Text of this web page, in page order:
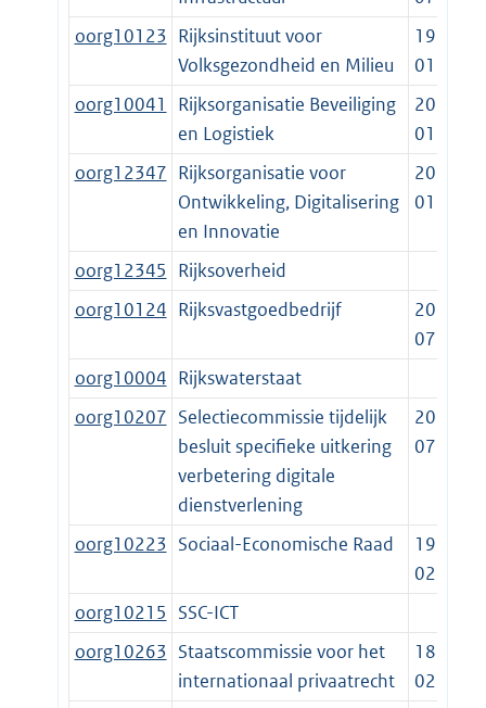
oorg10123 Rijksinstituut voor
Volksgezondheid en Milieu
1984-
01-01
oorg10041
Rijksorganisatie Beveiliging
en Logistiek
2023-
01-01
oorg12347 Rijksorganisatie voor
Ontwikkeling, Digitalisering
en Innovatie
2023-
01-01
oorg12345 Rijksoverheid
oorg10124 Rijksvastgoedbedrijf
2014-
07-01
oorg10004 Rijkswaterstaat
oorg10207 Selectiecommissie tijdelijk
besluit specifieke uitkering
verbetering digitale
dienstverlening
2020-
07-11
oorg10223 Sociaal-Economische Raad
1950-
02-15
oorg10215 SSC-ICT
oorg10263 Staatscommissie voor het
internationaal privaatrecht
1897-
02-20